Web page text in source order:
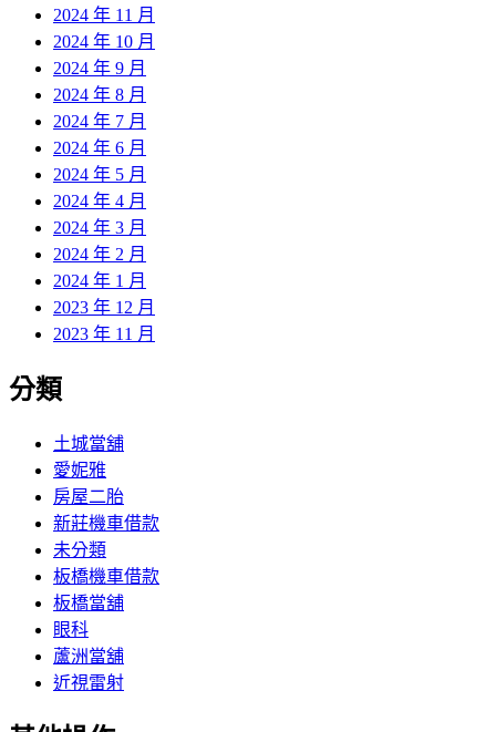
2024 年 11 月
2024 年 10 月
2024 年 9 月
2024 年 8 月
2024 年 7 月
2024 年 6 月
2024 年 5 月
2024 年 4 月
2024 年 3 月
2024 年 2 月
2024 年 1 月
2023 年 12 月
2023 年 11 月
分類
土城當舖
愛妮雅
房屋二胎
新莊機車借款
未分類
板橋機車借款
板橋當舖
眼科
蘆洲當舖
近視雷射